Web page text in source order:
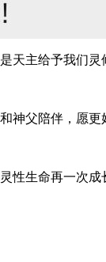
主给予我们灵
父陪伴，愿更
生命再一次成